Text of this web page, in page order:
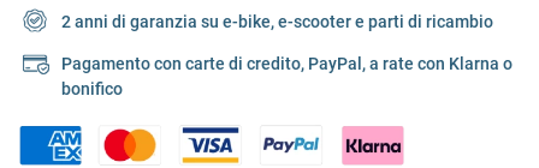
2 anni di garanzia su e-bike, e-scooter e parti di ricambio
Pagamento con carte di credito, PayPal, a rate con Klarna o
bonifico